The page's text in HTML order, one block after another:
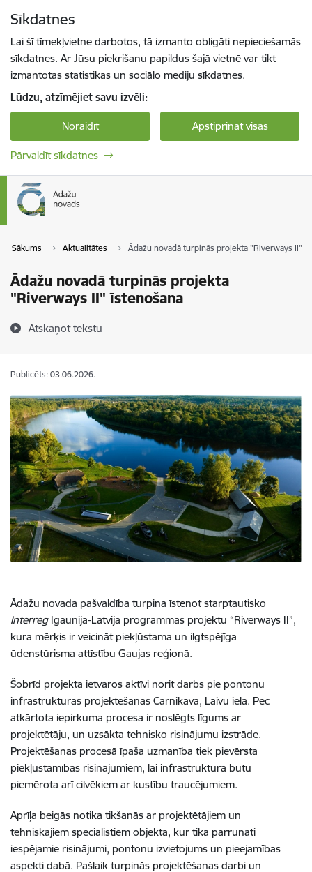
Sīkdatnes
Lai šī tīmekļvietne darbotos, tā izmanto obligāti nepieciešamās
sīkdatnes. Ar Jūsu piekrišanu papildus šajā vietnē var tikt
izmantotas statistikas un sociālo mediju sīkdatnes.
Lūdzu, atzīmējiet savu izvēli:
Noraidīt Apstiprināt visas
Pārvaldīt sīkdatnes
Sākums Aktualitātes Ādažu novadā turpinās projekta "Riverways II"
Ādažu novadā turpinās projekta
"Riverways II" īstenošana
Atskaņot tekstu
Publicēts: 03.06.2026.
Ādažu novada pašvaldība turpina īstenot starptautisko
Interreg Igaunija-Latvija programmas projektu “Riverways II”,
kura mērķis ir veicināt piekļūstama un ilgtspējīga
ūdenstūrisma attīstību Gaujas reģionā.
Šobrīd projekta ietvaros aktīvi norit darbs pie pontonu
infrastruktūras projektēšanas Carnikavā, Laivu ielā. Pēc
atkārtota iepirkuma procesa ir noslēgts līgums ar
projektētāju, un uzsākta tehnisko risinājumu izstrāde.
Projektēšanas procesā īpaša uzmanība tiek pievērsta
piekļūstamības risinājumiem, lai infrastruktūra būtu
piemērota arī cilvēkiem ar kustību traucējumiem.
Aprīļa beigās notika tikšanās ar projektētājiem un
tehniskajiem speciālistiem objektā, kur tika pārrunāti
iespējamie risinājumi, pontonu izvietojums un pieejamības
aspekti dabā. Pašlaik turpinās projektēšanas darbi un